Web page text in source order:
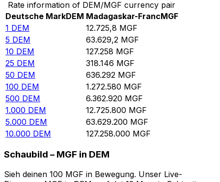
Rate information of DEM/MGF currency pair
Deutsche MarkDEM Madagaskar-FrancMGF
1 DEM 12.725,8 MGF
5 DEM 63.629,2 MGF
10 DEM 127.258 MGF
25 DEM 318.146 MGF
50 DEM 636.292 MGF
100 DEM 1.272.580 MGF
500 DEM 6.362.920 MGF
1.000 DEM 12.725.800 MGF
5.000 DEM 63.629.200 MGF
10.000 DEM 127.258.000 MGF
Schaubild – MGF in DEM
Sieh deinen 100 MGF in Bewegung. Unser Live-